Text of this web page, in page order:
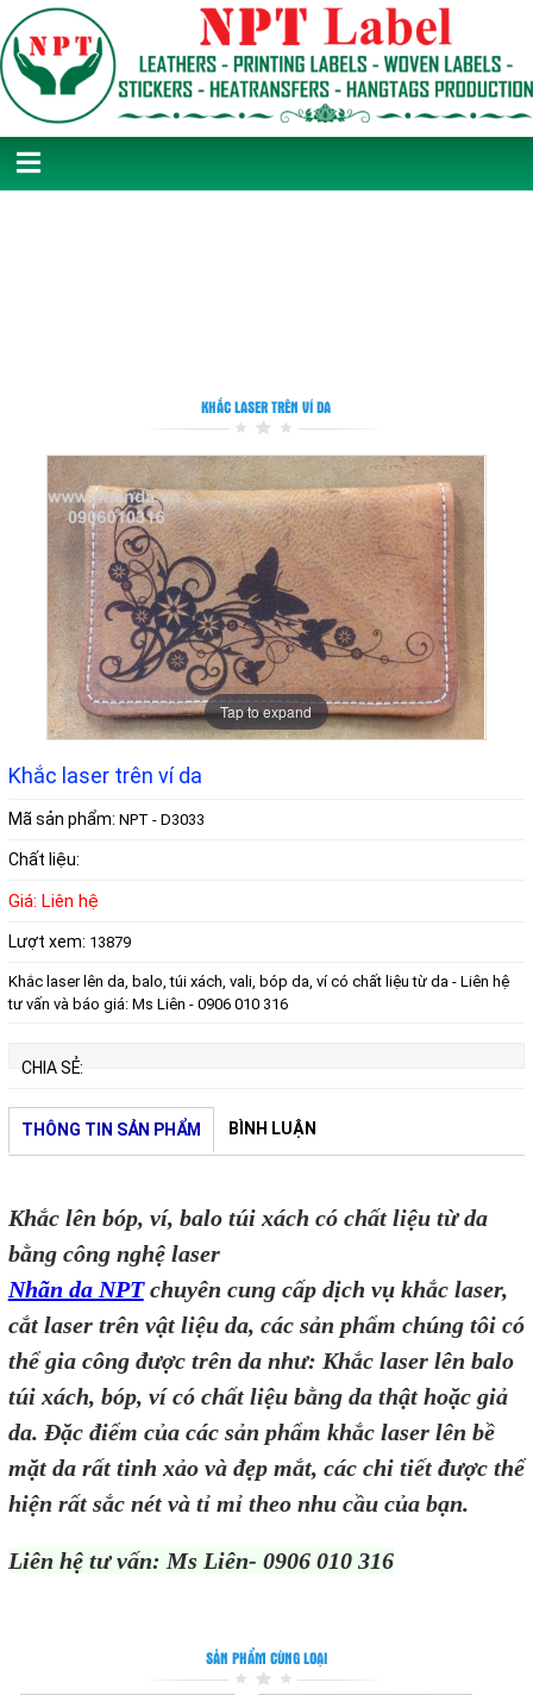
KHẮC LASER TRÊN VÍ DA
Tap to expand
Khắc laser trên ví da
Mã sản phẩm: NPT - D3033
Chất liệu:
Giá: Liên hệ
Lượt xem: 13879
Khắc laser lên da, balo, túi xách, vali, bóp da, ví có chất liệu từ da - Liên hệ
tư vấn và báo giá: Ms Liên - 0906 010 316
CHIA SẺ:
THÔNG TIN SẢN PHẨM BÌNH LUẬN
Khắc lên bóp, ví, balo túi xách có chất liệu từ da
bằng công nghệ laser
Nhãn da NPTchuyên cung cấp dịch vụ khắc laser,
cắt laser trên vật liệu da, các sản phẩm chúng tôi có
thể gia công được trên da như: Khắc laser lên balo
túi xách, bóp, ví có chất liệu bằng da thật hoặc giả
da. Đặc điểm của các sản phẩm khắc laser lên bề
mặt da rất tinh xảo và đẹp mắt, các chi tiết được thể
hiện rất sắc nét và tỉ mỉ theo nhu cầu của bạn.
Liên hệ tư vấn: Ms Liên- 0906 010 316
SẢN PHẨM CÙNG LOẠI